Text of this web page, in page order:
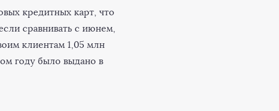
кредитных карт, что
сравнивать с июнем,
клиентам 1,05 млн
году было выдано в